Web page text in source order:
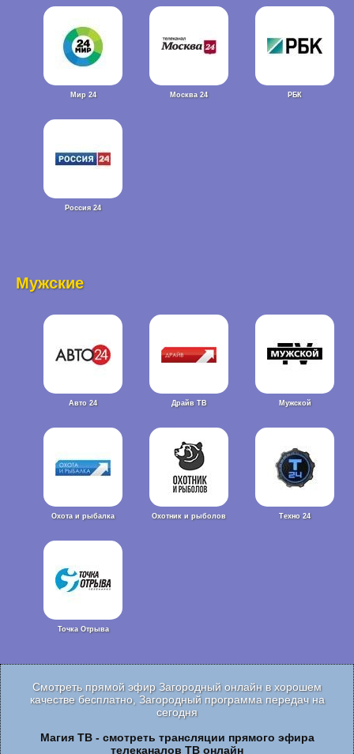
Мир 24 Москва 24 РБК
Россия 24
Мужские
Авто 24 Драйв ТВ Мужской
Охота и рыбалка Охотник и рыболов Техно 24
Точка Отрыва
Смотреть прямой эфир Загородный онлайн в хорошем
качестве бесплатно, Загородный программа передач на
сегодня
Магия ТВ - смотреть трансляции прямого эфира
телеканалов ТВ онлайн